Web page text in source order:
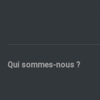
Qui sommes-nous ?